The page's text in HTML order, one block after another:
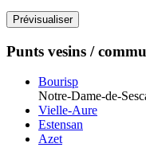
Punts vesins /
Bourisp
Notre-Dame-de-
Vielle-Aure
Estensan
Azet